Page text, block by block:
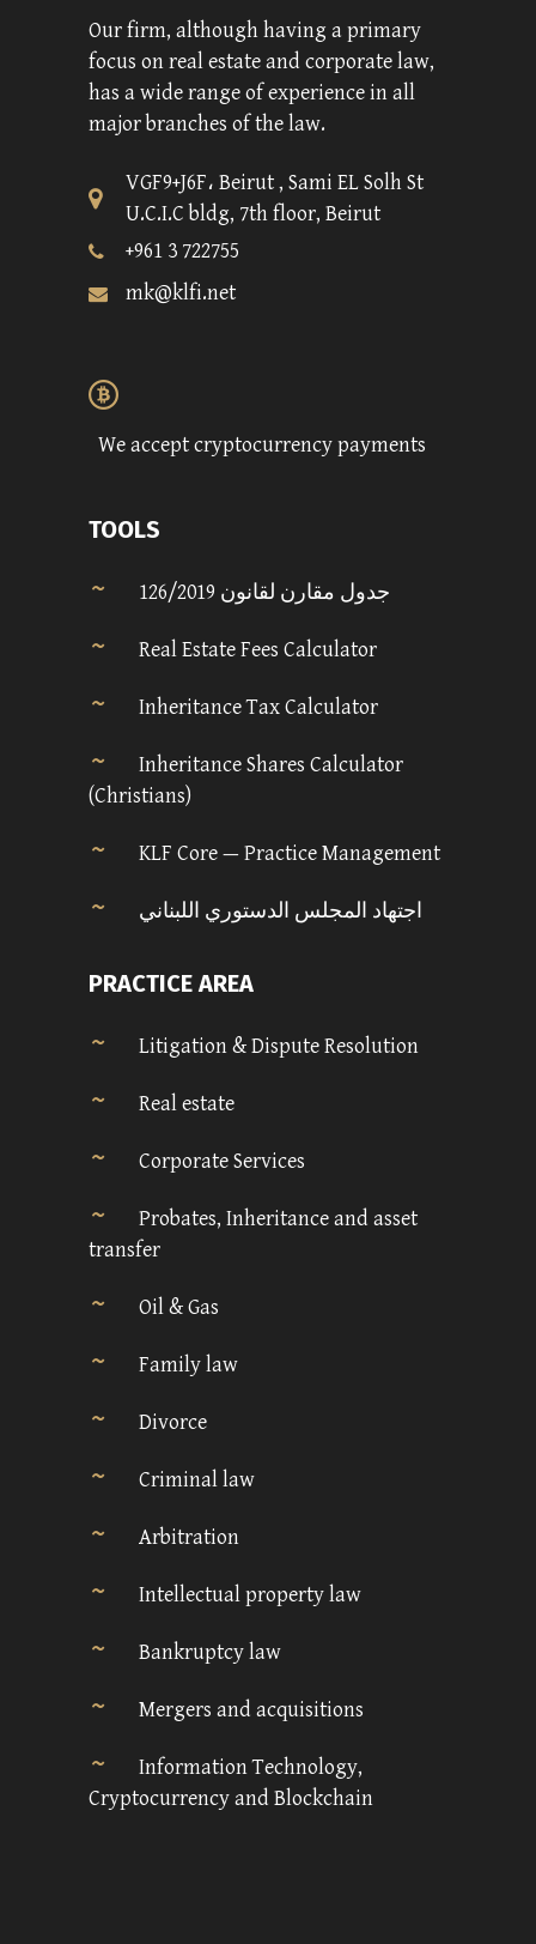
Our firm, although having a primary
focus on real estate and corporate law,
has a wide range of experience in all
major branches of the law.
VGF9+J6F، Beirut , Sami EL Solh St
U.C.I.C bldg, 7th floor, Beirut
+961 3 722755
mk@klfi.net
We accept cryptocurrency payments
TOOLS
جدول مقارن لقانون 126/2019
Real Estate Fees Calculator
Inheritance Tax Calculator
Inheritance Shares Calculator
(Christians)
KLF Core — Practice Management
اجتهاد المجلس الدستوري اللبناني
PRACTICE AREA
Litigation & Dispute Resolution
Real estate
Corporate Services
Probates, Inheritance and asset
transfer
Oil & Gas
Family law
Divorce
Criminal law
Arbitration
Intellectual property law
Bankruptcy law
Mergers and acquisitions
Information Technology,
Cryptocurrency and Blockchain